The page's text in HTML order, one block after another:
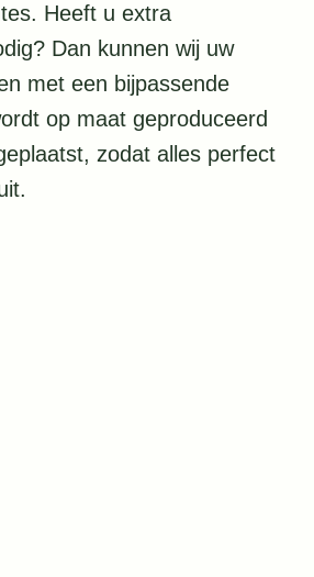
Heeft u extra
Dan kunnen wij uw
met een bijpassende
op maat geproduceerd
zodat alles perfect